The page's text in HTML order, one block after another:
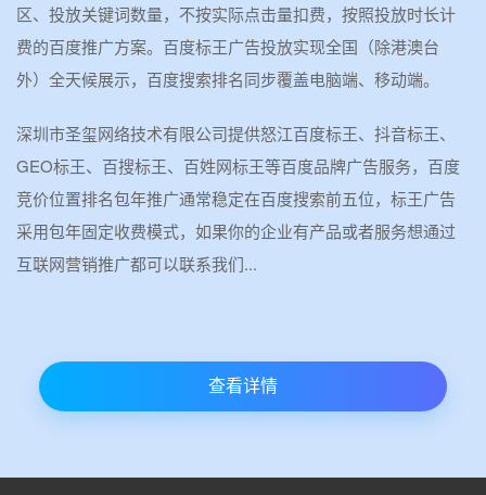
区、投放关键词数量，不按实际点击量扣费，按照投放时长计
费的百度推广方案。百度标王广告投放实现全国（除港澳台
外）全天候展示，百度搜索排名同步覆盖电脑端、移动端。
深圳市圣玺网络技术有限公司提供怒江百度标王、抖音标王、
GEO标王、百搜标王、百姓网标王等百度品牌广告服务，百度
竞价位置排名包年推广通常稳定在百度搜索前五位，标王广告
采用包年固定收费模式，如果你的企业有产品或者服务想通过
互联网营销推广都可以联系我们...
查看详情